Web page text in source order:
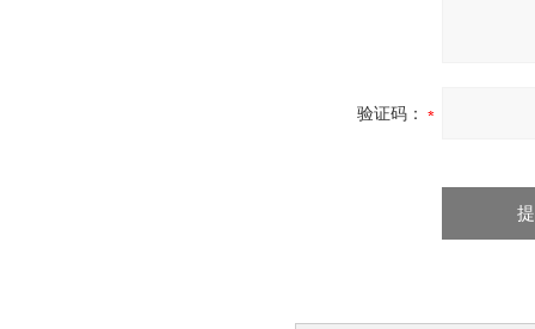
验证码：